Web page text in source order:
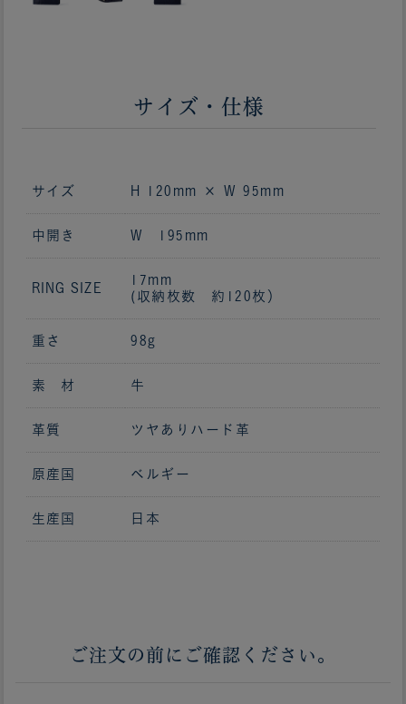
サイズ・仕様
サイズ H 120mm × W 95mm
中開き W 195mm
RING SIZE
17mm
(収納枚数 約120枚）
重さ 98g
素 材 牛
革質 ツヤありハード革
原産国 ベルギー
生産国 日本
ご注文の前にご確認ください。